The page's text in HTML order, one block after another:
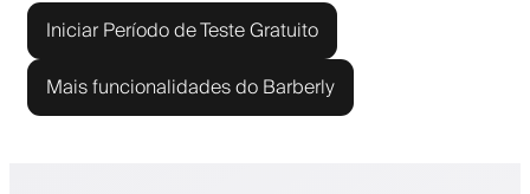
Iniciar Período de Teste Gratuito
Mais funcionalidades do Barberly